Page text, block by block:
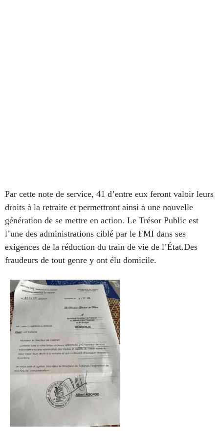
Par cette note de service, 41 d’entre eux feront valoir leurs
droits à la retraite et permettront ainsi à une nouvelle
génération de se mettre en action. Le Trésor Public est
l’une des administrations ciblé par le FMI dans ses
exigences de la réduction du train de vie de l’État.Des
fraudeurs de tout genre y ont élu domicile.